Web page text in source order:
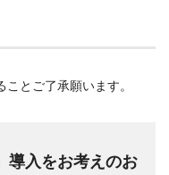
とご了承願います。
導入をお考えのお